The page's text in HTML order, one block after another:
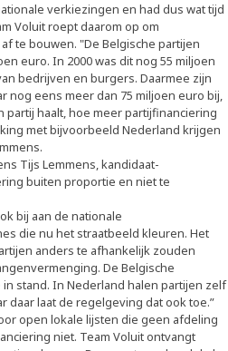
verkiezingen en had dus wat tijd
Voluit roept daarom op om
te bouwen. "De Belgische partijen
euro. In 2000 was dit nog 55 miljoen
bedrijven en burgers. Daarmee zijn
nog eens meer dan 75 miljoen euro bij,
haalt, hoe meer partijfinanciering
met bijvoorbeeld Nederland krijgen
Tijs Lemmens, kandidaat-
buiten proportie en niet te
bij aan de nationale
die nu het straatbeeld kleuren. Het
anders te afhankelijk zouden
De Belgische
stand. In Nederland halen partijen zelf
daar laat de regelgeving dat ook toe.”
open lokale lijsten die geen afdeling
niet. Team Voluit ontvangt